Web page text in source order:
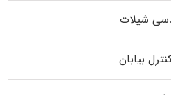
شیلات
بیابان